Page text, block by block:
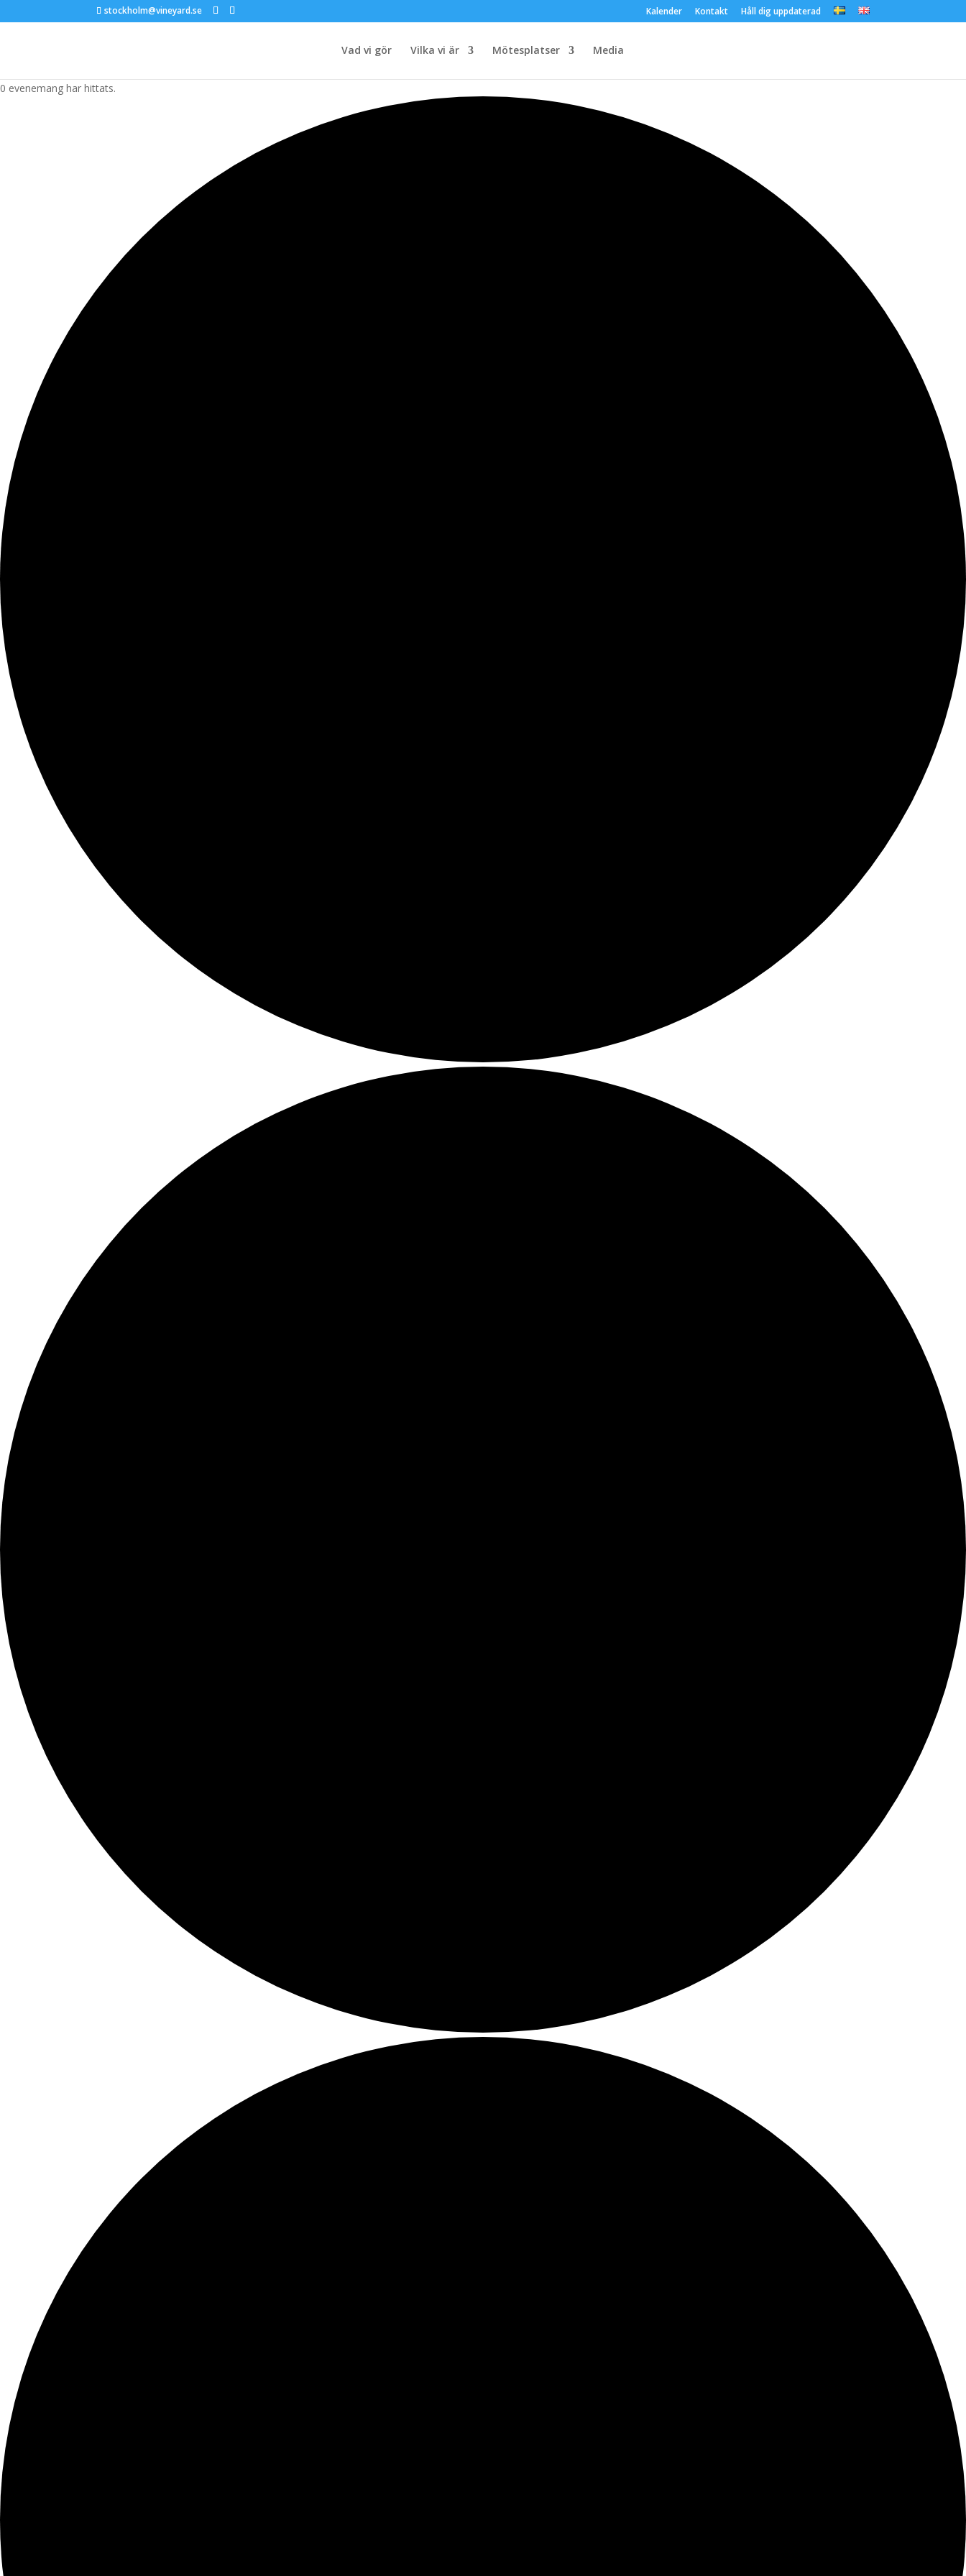
stockholm@vineyard.se Kalender Kontakt Håll dig uppdaterad
Vad vi gör Vilka vi är Mötesplatser Media
0 evenemang har hittats.